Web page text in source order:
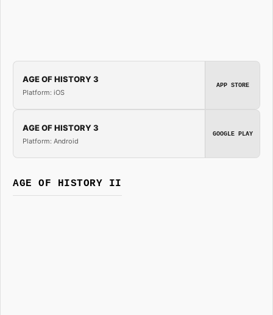
AGE OF HISTORY 3
Platform: iOS
APP STORE
AGE OF HISTORY 3
Platform: Android
GOOGLE PLAY
AGE OF HISTORY II